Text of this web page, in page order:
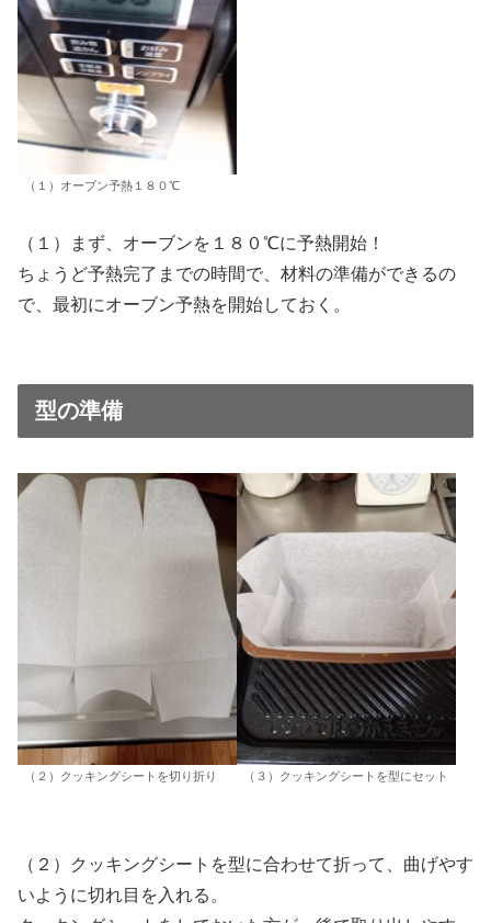
（１）オーブン予熱１８０℃
（１）まず、オーブンを１８０℃に予熱開始！
ちょうど予熱完了までの時間で、材料の準備ができるの
で、最初にオーブン予熱を開始しておく。
型の準備
（２）クッキングシートを切り折り （３）クッキングシートを型にセット
（２）クッキングシートを型に合わせて折って、曲げやす
いように切れ目を入れる。